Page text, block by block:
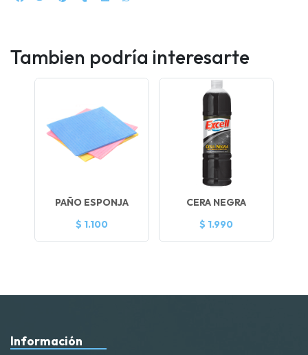
Tambien podría interesarte
PAÑO ESPONJA
$ 1.100
CERA NEGRA
$ 1.990
Información